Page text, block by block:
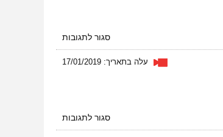
סגור לתגובותעל
מקאמים
עלה בתאריך: 17/01/2019
סגור לתגובותעל
مقامات